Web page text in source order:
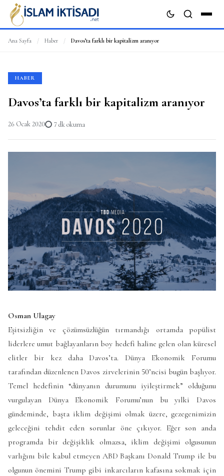
Ana Sayfa / Haber / Davos’ta farklı bir kapitalizm aranıyor
HABER
Davos’ta farklı bir kapitalizm aranıyor
26 Ocak 2020 7 dk okuma
Osman Ulagay
Eşitsizliğin ve çözümsüzlüğün tırmandığı ortamda popülist
liderlere umut bağlayanların boy hedefi haline gelen olan küresel
elitler bir kez daha Davos’ta. Dünya Ekonomik Forumu
tarafından düzenlenen Davos zirvelerinin 50’ncisi bugün başlıyor.
Temel hedefinin “dünyanın durumunu iyileştirmek” olduğunu
vurgulayan Dünya Ekonomik Forumu’nun bu yılki Davos
gündeminde, başta iklim değişimi olmak üzere, gezegenimizin
geleceğini tehdit eden sorunlar öne çıkıyor. Eğer son anda
programda bir değişiklik olmazsa, iklim değişimi olgusunun
varlığını bile kabul etmeyen ABD Başkanı Donald Trump ile bu
olgunun önemini Trump gibi inkarcıların kafasına sokmak için